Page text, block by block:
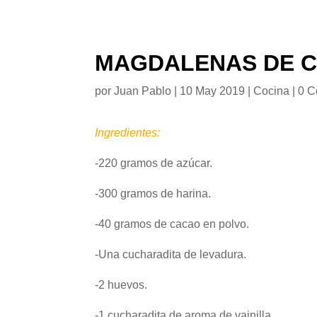
MAGDALENAS DE
porJuan Pablo 10 May 2019 |Cocina |0
Ingredientes:
-220 gramos de azúcar.
-300 gramos de harina.
-40 gramos de cacao en polvo.
-Una cucharadita de levadura.
-2 huevos.